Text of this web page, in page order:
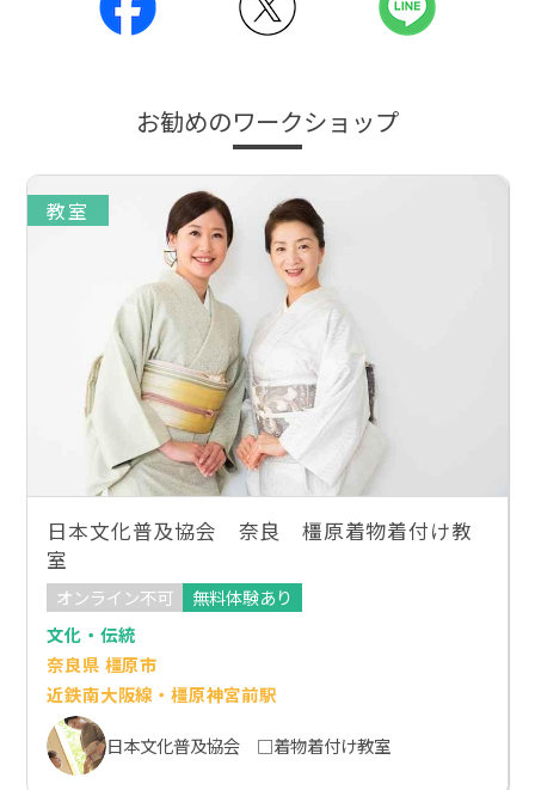
お勧めのワークショップ
教室
日本文化普及協会 奈良 橿原着物着付け教
室
オンライン不可
無料体験あり
文化・伝統
奈良県 橿原市
近鉄南大阪線・橿原神宮前駅
日本文化普及協会 □着物着付け教室